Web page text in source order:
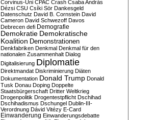
Corvinus-Uni CPAC Crash Csaba András
Dézsi CSU Csíki Sör Dankesgeld
Datenschutz David B. Cornstein David
Cameron David Schwezoff Davos
Debrecen defi Demografie
Demokratie Demokratische
Koalition Demonstrationen
Denkfabriken Denkmal Denkmal für den
nationalen Zusammenhalt Dialog
Digitalisierung Diplomatie
Direktmandat Diskriminierung Diäten
Dokumentation Donald Trump Donald
Tusk Donau Doping Doppelte
Staatsbürgerschaft Dritter Weltkrieg
Drogenpolitik Drogentestpflicht Dschihad
Dschihadismus Dschungel Dublin-III-
Verordnung Dávid Vitézy E-Card
Einwanderung Einwanderungsdebatte